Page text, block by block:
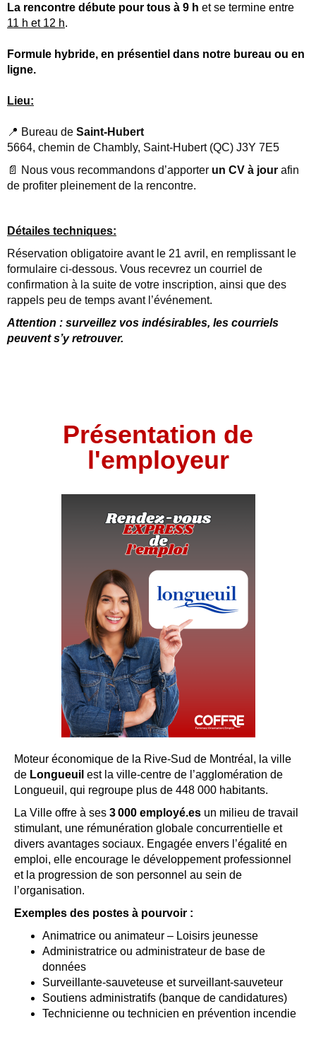
La rencontre débute pour tous à 9 h et se termine entre
11 h et 12 h.
Formule hybride, en présentiel dans notre bureau ou en
ligne.
Lieu:
📍 Bureau de Saint-Hubert
5664, chemin de Chambly, Saint-Hubert (QC) J3Y 7E5
📄 Nous vous recommandons d’apporter un CV à jour afin
de profiter pleinement de la rencontre.
Détailes techniques:
Réservation obligatoire avant le 21 avril, en remplissant le
formulaire ci-dessous. Vous recevrez un courriel de
confirmation à la suite de votre inscription, ainsi que des
rappels peu de temps avant l’événement.
Attention : surveillez vos indésirables, les courriels
peuvent s’y retrouver.
Présentation de
l'employeur
Moteur économique de la Rive-Sud de Montréal, la ville
de Longueuil est la ville-centre de l’agglomération de
Longueuil, qui regroupe plus de 448 000 habitants.
La Ville offre à ses 3 000 employé.es un milieu de travail
stimulant, une rémunération globale concurrentielle et
divers avantages sociaux. Engagée envers l’égalité en
emploi, elle encourage le développement professionnel
et la progression de son personnel au sein de
l’organisation.
Exemples des postes à pourvoir :
Animatrice ou animateur – Loisirs jeunesse
Administratrice ou administrateur de base de
données
Surveillante-sauveteuse et surveillant-sauveteur
Soutiens administratifs (banque de candidatures)
Technicienne ou technicien en prévention incendie